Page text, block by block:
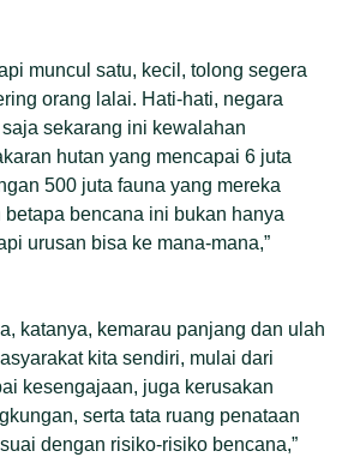
muncul satu, kecil, tolong segera
orang lalai. Hati-hati, negara
sekarang ini kewalahan
hutan yang mencapai 6 juta
500 juta fauna yang mereka
bencana ini bukan hanya
urusan bisa ke mana-mana,”
katanya, kemarau panjang dan ulah
kita sendiri, mulai dari
kesengajaan, juga kerusakan
serta tata ruang penataan
dengan risiko-risiko bencana,”